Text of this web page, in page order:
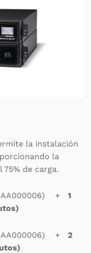
la instalación
la
de carga.
+
1
+ 2